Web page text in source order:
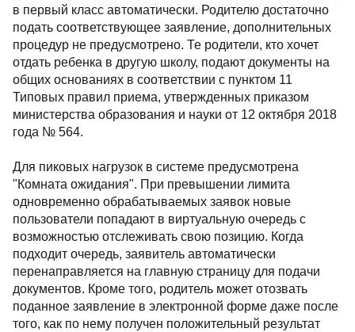
в первый класс автоматически. Родителю достаточно
подать соответствующее заявление, дополнительных
процедур не предусмотрено. Те родители, кто хочет
отдать ребенка в другую школу, подают документы на
общих основаниях в соответствии с пунктом 11
Типовых правил приема, утвержденных приказом
министерства образования и науки от 12 октября 2018
года № 564.
Для пиковых нагрузок в системе предусмотрена
"Комната ожидания". При превышении лимита
одновременно обрабатываемых заявок новые
пользователи попадают в виртуальную очередь с
возможностью отслеживать свою позицию. Когда
подходит очередь, заявитель автоматически
перенаправляется на главную страницу для подачи
документов. Кроме того, родитель может отозвать
поданное заявление в электронной форме даже после
того, как по нему получен положительный результат